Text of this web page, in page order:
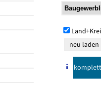
komplett